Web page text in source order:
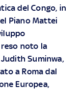
del Congo, in
Piano Mattei
reso noto la
Suminwa,
a Roma dal
Europea,